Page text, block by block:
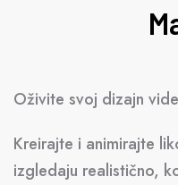
Oživite svoj dizajn
Kreirajte i animirajte
izgledaju realistično,